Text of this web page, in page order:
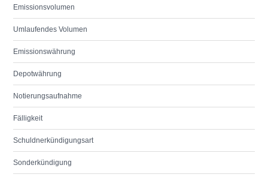
Emissionsvolumen
Umlaufendes Volumen
Emissionswährung
Depotwährung
Notierungsaufnahme
Fälligkeit
Schuldnerkündigungsart
Sonderkündigung